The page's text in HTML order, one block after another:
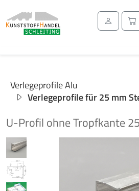
Verlegeprofile Alu
Verlegeprofile für 25 mm
U-Profil ohne Tropfkante